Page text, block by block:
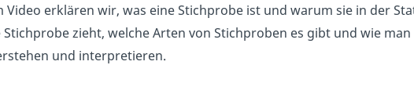
Video erklären wir, was eine Stichprobe ist und warum sie in der
Stichprobe zieht, welche Arten von Stichproben es gibt und wie
und interpretieren.